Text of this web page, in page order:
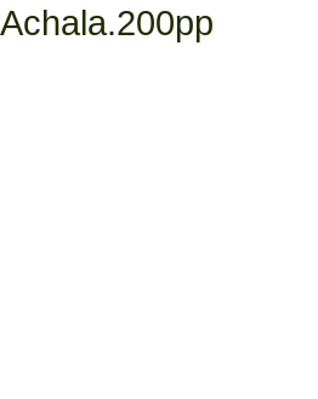
Achala.200pp